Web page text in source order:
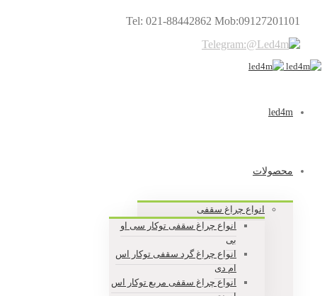
Tel: 021-88442862 Mob:09127201101
led4m
محصولات
انواع چراغ سقفی
انواع چراغ سقفی توکار سی او
بی
انواع چراغ گرد سقفی توکار اس
ام دی
انواع چراغ سقفی مربع توکار اس